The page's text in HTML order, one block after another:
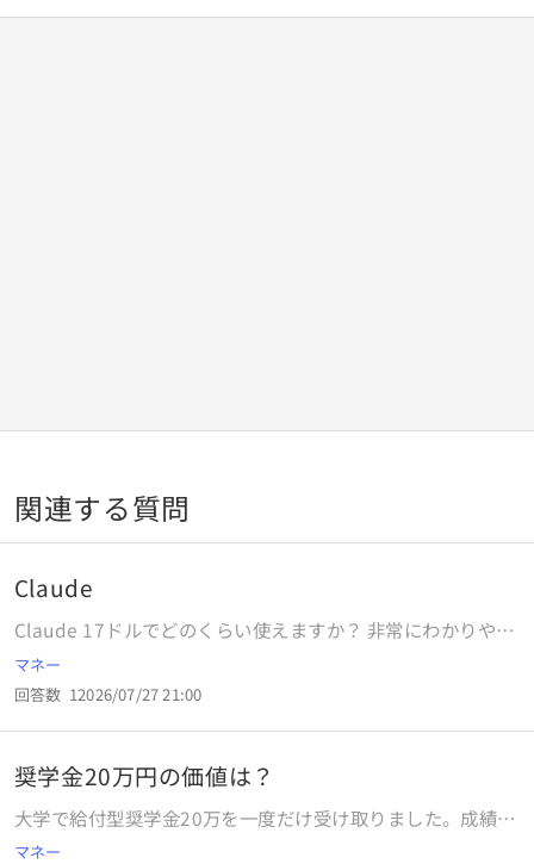
関連する質問
Claude
Claude 17ドルでどのくらい使えますか？ 非常にわかりやす
く教えてください。
マネー
回答数 12026/07/27 21:00
奨学金20万円の価値は？
大学で給付型奨学金20万を一度だけ受け取りました。成績が
一定以上だと支給されるようです。 貰えるのはありがたいで
マネー